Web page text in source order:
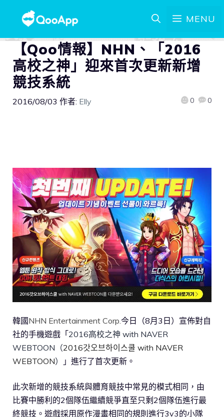
MENU
【Qoo情報】NHN、「2016
高校之神」迎來首次更新新增
競技系統
2016/08/03 作者: Elly 0 0
韓國NHN Entertainment Corp. 今日（8月3日）宣佈對自
社的手機遊戲「2016高校之神 with NAVER
WEBTOON（2016갓오브하이스쿨 with NAVER
WEBTOON） 」進行了首次更新。
此次新增的競技系統與體育競技中常見的模式相同，由
比賽中勝利的2個隊伍繼續競爭直至只剩2個隊伍進行最
終競技。遊戲採用原作漫畫相同的規則進行3v3的小隊